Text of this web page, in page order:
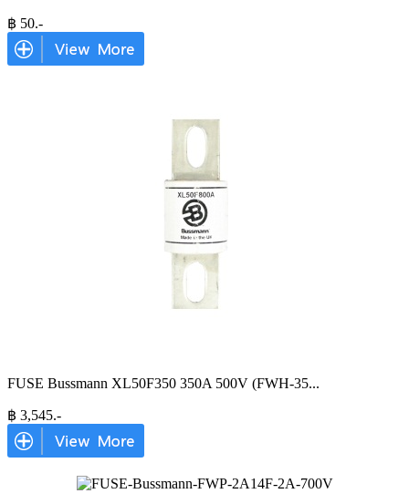
฿ 50.-
FUSE Bussmann XL50F350 350A 500V (FWH-35...
฿ 3,545.-